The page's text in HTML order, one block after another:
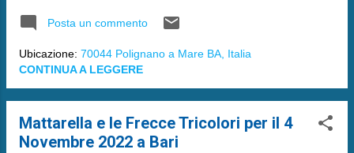
Posta un commento
Ubicazione: 70044 Polignano a Mare BA, Italia
CONTINUA A LEGGERE
Mattarella e le Frecce Tricolori per il 4
Novembre 2022 a Bari